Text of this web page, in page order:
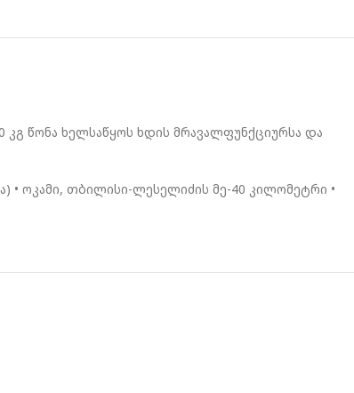
კგ წონა ხელსაწყოს ხდის მრავალფუნქციურსა და
• ოკამი, თბილისი-ლესელიძის მე-40 კილომეტრი •